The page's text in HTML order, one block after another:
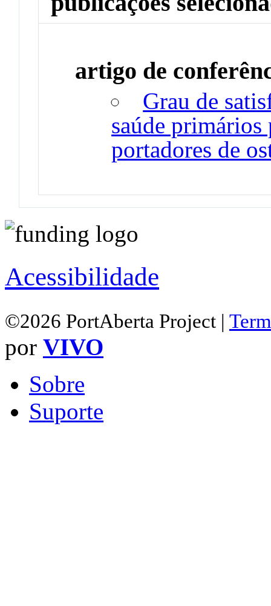
artigo de
Grau de
saúde primários
portadores de
Acessibilidade
©2026 PortAberta Project |
por VIVO
Sobre
Suporte